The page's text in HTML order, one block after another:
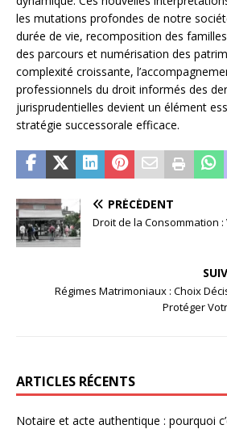
les mutations profondes de notre
durée de vie, recomposition des
des parcours et numérisation des
complexité croissante,
professionnels du droit informés des
jurisprudentielles devient un élément
stratégie successorale efficace.
PRÉCÉDENT
Droit de la Consommation :
Régimes Matrimoniaux : Choix
Protéger
ARTICLES RÉCENTS
Notaire et acte authentique : pourquoi